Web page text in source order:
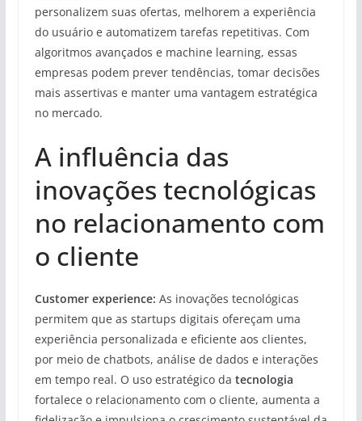
personalizem suas ofertas, melhorem a experiência
do usuário e automatizem tarefas repetitivas. Com
algoritmos avançados e machine learning, essas
empresas podem prever tendências, tomar decisões
mais assertivas e manter uma vantagem estratégica
no mercado.
A influência das
inovações tecnológicas
no relacionamento com
o cliente
Customer experience: As inovações tecnológicas
permitem que as startups digitais ofereçam uma
experiência personalizada e eficiente aos clientes,
por meio de chatbots, análise de dados e interações
em tempo real. O uso estratégico da tecnologia
fortalece o relacionamento com o cliente, aumenta a